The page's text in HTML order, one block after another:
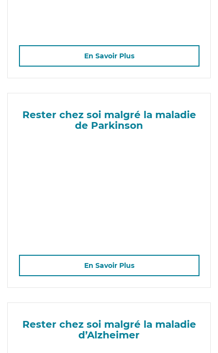
En Savoir Plus
Rester chez soi malgré la maladie
de Parkinson
En Savoir Plus
Rester chez soi malgré la maladie
d’Alzheimer